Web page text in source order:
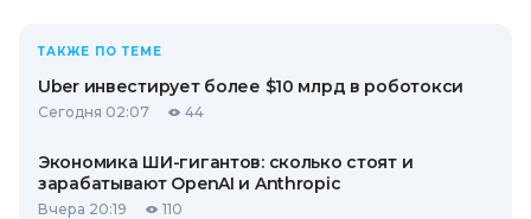
ТАКЖЕ ПО ТЕМЕ
Uber инвестирует более $10 млрд в роботокси
Сегодня 02:07 44
Экономика ШИ-гигантов: сколько стоят и
зарабатывают OpenAI и Anthropic
Вчера 20:19 110